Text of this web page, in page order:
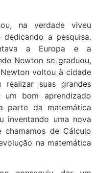
na verdade viveu
a pesquisa.
a Europa e a
Newton se graduou,
voltou à cidade
suas grandes
bom aprendizado
parte da matemática
inventando uma nova
de Cálculo
na matemática